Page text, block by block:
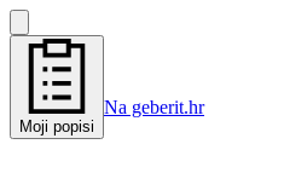
Moji popisi
Na geberit.hr